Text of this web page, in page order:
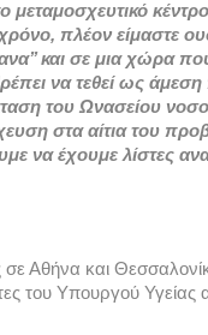
πλέον είμαστε
και σε μια χώρα
να τεθεί ως άμεση
του Ωνασείου
στα αίτια του
έχουμε λίστες
Αθήνα και
του Υπουργού Υγείας